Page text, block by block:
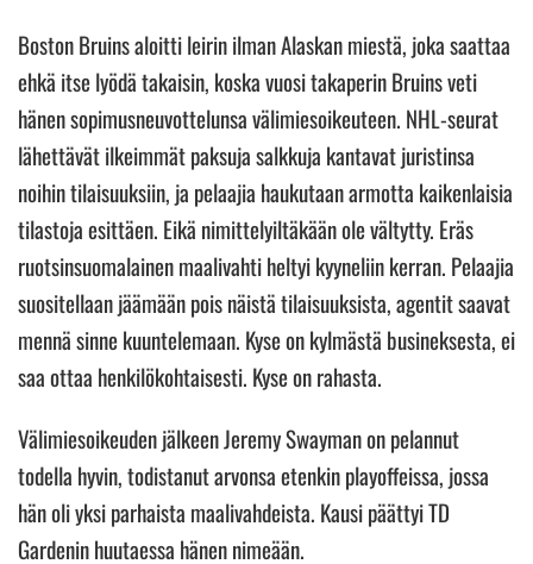
Boston Bruins aloitti leirin ilman Alaskan miestä, joka saattaa
ehkä itse lyödä takaisin, koska vuosi takaperin Bruins veti
hänen sopimusneuvottelunsa välimiesoikeuteen. NHL-seurat
lähettävät ilkeimmät paksuja salkkuja kantavat juristinsa
noihin tilaisuuksiin, ja pelaajia haukutaan armotta kaikenlaisia
tilastoja esittäen. Eikä nimittelyiltäkään ole vältytty. Eräs
ruotsinsuomalainen maalivahti heltyi kyyneliin kerran. Pelaajia
suositellaan jäämään pois näistä tilaisuuksista, agentit saavat
mennä sinne kuuntelemaan. Kyse on kylmästä busineksesta, ei
saa ottaa henkilökohtaisesti. Kyse on rahasta.
Välimiesoikeuden jälkeen Jeremy Swayman on pelannut
todella hyvin, todistanut arvonsa etenkin playoffeissa, jossa
hän oli yksi parhaista maalivahdeista. Kausi päättyi TD
Gardenin huutaessa hänen nimeään.